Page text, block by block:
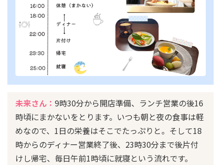
未来さん： 9時30分から開店準備、ランチ営業の後16
時頃にまかないをとります。いつも朝と夜の食事は軽
めなので、1日の栄養はそこでたっぷりと。そして18
時からのディナー営業終了後、23時30分まで後片付
けし帰宅、毎日午前1時頃に就寝という流れです。